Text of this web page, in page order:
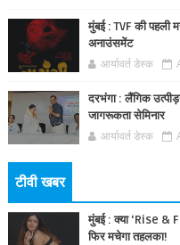
मुंबई : TVF की पहली
अनाउंसमेंट
आर्यावर्त डेस्क
दरभंगा : लैंगिक
जागरूकता सेमिनार
आर्यावर्त डेस्क
टीवी खबर
मुंबई : क्या ‘Rise &
फिर मचेगा तहलका!